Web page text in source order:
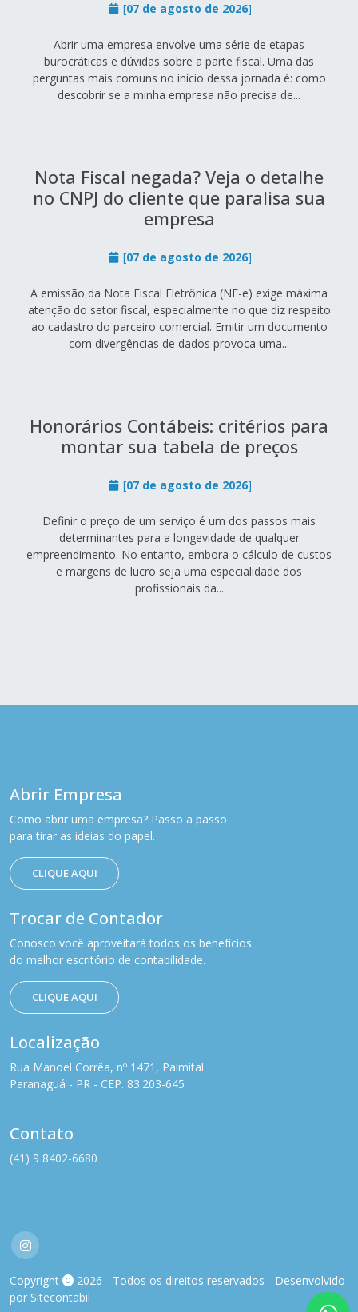
[07 de agosto de 2026]
Abrir uma empresa envolve uma série de etapas
burocráticas e dúvidas sobre a parte fiscal. Uma das
perguntas mais comuns no início dessa jornada é: como
descobrir se a minha empresa não precisa de...
Nota Fiscal negada? Veja o detalhe
no CNPJ do cliente que paralisa sua
empresa
[07 de agosto de 2026]
A emissão da Nota Fiscal Eletrônica (NF-e) exige máxima
atenção do setor fiscal, especialmente no que diz respeito
ao cadastro do parceiro comercial. Emitir um documento
com divergências de dados provoca uma...
Honorários Contábeis: critérios para
montar sua tabela de preços
[07 de agosto de 2026]
Definir o preço de um serviço é um dos passos mais
determinantes para a longevidade de qualquer
empreendimento. No entanto, embora o cálculo de custos
e margens de lucro seja uma especialidade dos
profissionais da...
Abrir Empresa
Como abrir uma empresa? Passo a passo
para tirar as ideias do papel.
CLIQUE AQUI
Trocar de Contador
Conosco você aproveitará todos os benefícios
do melhor escritório de contabilidade.
CLIQUE AQUI
Localização
Rua Manoel Corrêa, nº 1471, Palmital
Paranaguá - PR - CEP. 83.203-645
Contato
(41) 9 8402-6680
Copyright
2026 - Todos os direitos reservados - Desenvolvido
por Sitecontabil